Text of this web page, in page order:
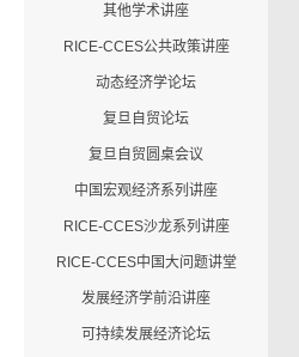
其他学术讲座
RICE-CCES公共政策讲座
动态经济学论坛
复旦自贸论坛
复旦自贸圆桌会议
中国宏观经济系列讲座
RICE-CCES沙龙系列讲座
RICE-CCES中国大问题讲堂
发展经济学前沿讲座
可持续发展经济论坛